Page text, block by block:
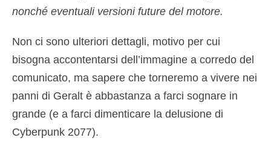
nonché eventuali versioni future del motore.
Non ci sono ulteriori dettagli, motivo per cui
bisogna accontentarsi dell’immagine a corredo del
comunicato, ma sapere che torneremo a vivere nei
panni di Geralt è abbastanza a farci sognare in
grande (e a farci dimenticare la delusione di
Cyberpunk 2077).